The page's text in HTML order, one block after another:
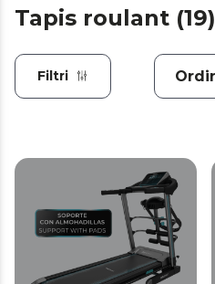
Tapis roulant (19)
Filtri